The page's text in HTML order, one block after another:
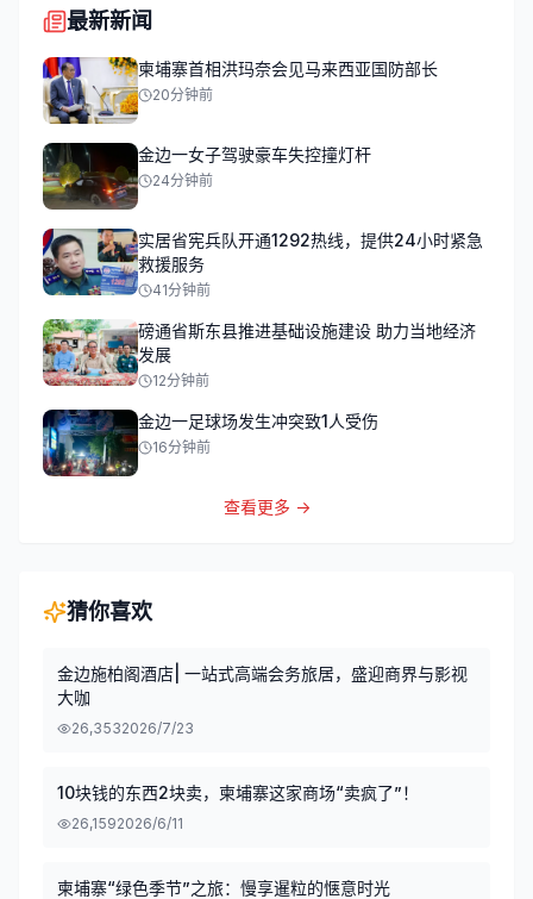
最新新闻
柬埔寨首相洪玛奈会见马来西亚国防部长
20分钟前
金边一女子驾驶豪车失控撞灯杆
24分钟前
实居省宪兵队开通1292热线，提供24小时紧急
救援服务
41分钟前
磅通省斯东县推进基础设施建设 助力当地经济
发展
12分钟前
金边一足球场发生冲突致1人受伤
16分钟前
查看更多 →
猜你喜欢
金边施柏阁酒店| 一站式高端会务旅居，盛迎商界与影视
大咖
26,3532026/7/23
10块钱的东西2块卖，柬埔寨这家商场“卖疯了”！
26,1592026/6/11
柬埔寨“绿色季节”之旅：慢享暹粒的惬意时光